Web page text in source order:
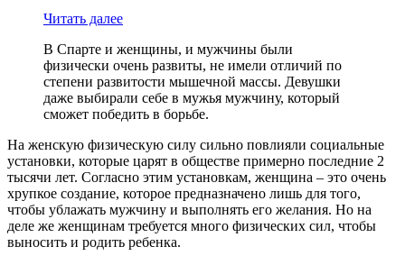
Читать далее
В Спарте и женщины, и мужчины были
физически очень развиты, не имели отличий по
степени развитости мышечной массы. Девушки
даже выбирали себе в мужья мужчину, который
сможет победить в борьбе.
На женскую физическую силу сильно повлияли социальные
установки, которые царят в обществе примерно последние 2
тысячи лет. Согласно этим установкам, женщина – это очень
хрупкое создание, которое предназначено лишь для того,
чтобы ублажать мужчину и выполнять его желания. Но на
деле же женщинам требуется много физических сил, чтобы
выносить и родить ребенка.